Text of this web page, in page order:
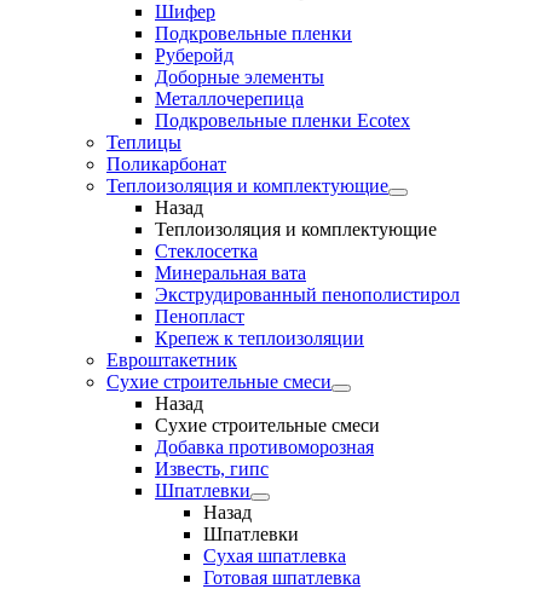
Шифер
Подкровельные пленки
Руберойд
Доборные элементы
Металлочерепица
Подкровельные пленки Ecotex
Теплицы
Поликарбонат
Теплоизоляция и комплектующие
Назад
Теплоизоляция и комплектующие
Стеклосетка
Минеральная вата
Экструдированный пенополистирол
Пенопласт
Крепеж к теплоизоляции
Евроштакетник
Сухие строительные смеси
Назад
Сухие строительные смеси
Добавка противоморозная
Известь, гипс
Шпатлевки
Назад
Шпатлевки
Сухая шпатлевка
Готовая шпатлевка